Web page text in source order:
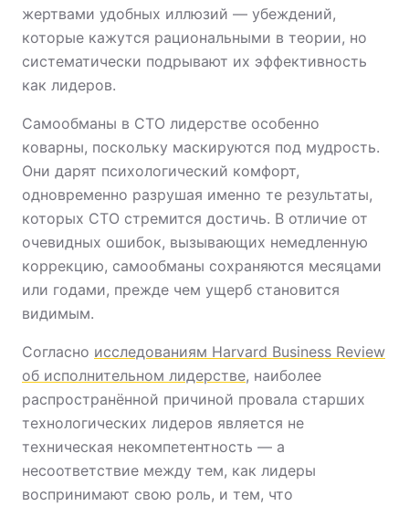
жертвами удобных иллюзий — убеждений,
которые кажутся рациональными в теории, но
систематически подрывают их эффективность
как лидеров.
Самообманы в CTO лидерстве особенно
коварны, поскольку маскируются под мудрость.
Они дарят психологический комфорт,
одновременно разрушая именно те результаты,
которых CTO стремится достичь. В отличие от
очевидных ошибок, вызывающих немедленную
коррекцию, самообманы сохраняются месяцами
или годами, прежде чем ущерб становится
видимым.
Согласно исследованиям Harvard Business Review
об исполнительном лидерстве, наиболее
распространённой причиной провала старших
технологических лидеров является не
техническая некомпетентность — а
несоответствие между тем, как лидеры
воспринимают свою роль, и тем, что